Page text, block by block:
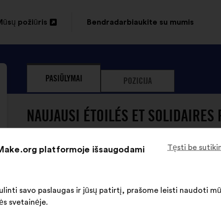
požiūris
Bendradarbiaukite su mumis
PASIŪLYMAI POZICIJA
NAUJAUSI ÉTOILÉS ET SOLIDAIRES
ÉTOILÉS ET SOLIDAIRES dar
Tęsti be
platformoje išsaugodami
savo paslaugas ir jūsų patirtį, prašome leisti naudoti
svetainėje.